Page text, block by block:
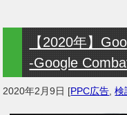
【2020年】
‐Google
2020年2月9日 [PPC広告 ,検